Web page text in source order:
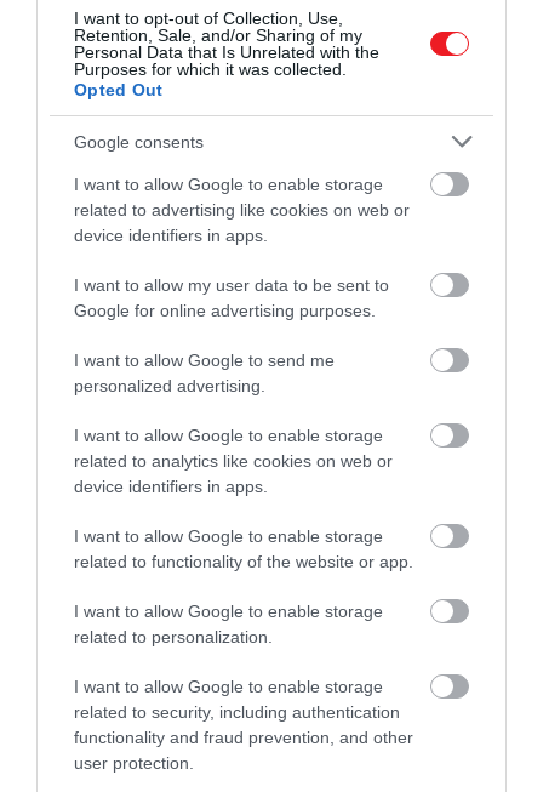
I want to opt-out of Collection, Use,
Retention, Sale, and/or Sharing of my
Personal Data that Is Unrelated with the
Purposes for which it was collected.
Opted Out
Google consents
I want to allow Google to enable storage
related to advertising like cookies on web or
device identifiers in apps.
I want to allow my user data to be sent to
Google for online advertising purposes.
I want to allow Google to send me
personalized advertising.
I want to allow Google to enable storage
related to analytics like cookies on web or
device identifiers in apps.
I want to allow Google to enable storage
related to functionality of the website or app.
I want to allow Google to enable storage
related to personalization.
I want to allow Google to enable storage
related to security, including authentication
functionality and fraud prevention, and other
user protection.
okos, de próbáld meg”.
Még több érdekesség!
Tesztelték: akár egy űrhajót is képes
lenne vezetni a ChatGPT
Kísérleteink azt mutatják, hogy a hangnem
jelentősen befolyásolta az 50 kérdésre adott
helyes válaszok számát. Meglepő módon az
eredményeink alapján a durva hangnem jobb
teljesítményhez vezet, mint az udvarias
– írták a kutatók, ugyanakkor hangsúlyozták:
nem javasoljuk ellenséges vagy toxikus
felületek létrehozását a valós
alkalmazásokban.
is leszögezték, hogy a 250 kérdéses készlet
korlátozott, ésegyetlen modell vizsgálata nem
általánosítható az egész mezőnyre nézve